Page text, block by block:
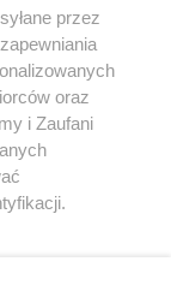
Youtube
przez
oraz
i Zaufani